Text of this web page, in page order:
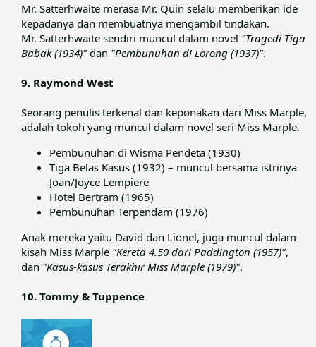
Mr. Satterhwaite merasa Mr. Quin selalu memberikan ide
kepadanya dan membuatnya mengambil tindakan.​
Mr. Satterhwaite sendiri muncul dalam novel "Tragedi Tiga
Babak (1934)" dan "Pembunuhan di Lorong (1937)".​
9. Raymond West
Seorang penulis terkenal dan keponakan dari Miss Marple,
adalah tokoh yang muncul dalam novel seri Miss Marple.​
Pembunuhan di Wisma Pendeta (1930)
Tiga Belas Kasus (1932) – muncul bersama istrinya
Joan/Joyce Lempiere
Hotel Bertram (1965)
Pembunuhan Terpendam (1976)
Anak mereka yaitu David dan Lionel, juga muncul dalam
kisah Miss Marple "Kereta 4.50 dari Paddington (1957)",
dan "Kasus-kasus Terakhir Miss Marple (1979)".​
10. Tommy & Tuppence